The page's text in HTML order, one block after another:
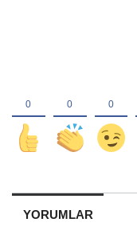
YORUMLAR